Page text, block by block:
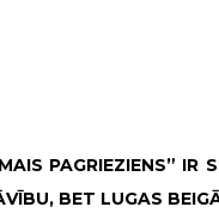
PAGRIEZIENS” IR
BET LUGAS